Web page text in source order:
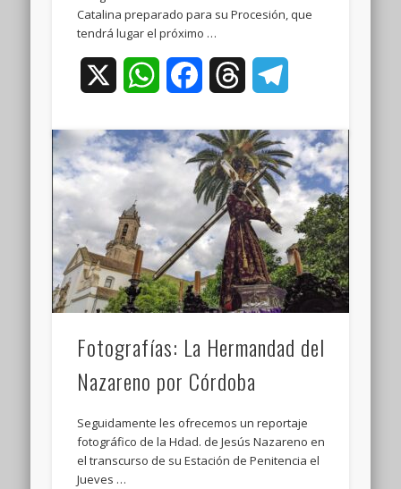
Catalina preparado para su Procesión, que
tendrá lugar el próximo …
WhatsAppFacebookThreads
Fotografías: La Hermandad del
Nazareno por Córdoba
Seguidamente les ofrecemos un reportaje
fotográfico de la Hdad. de Jesús Nazareno en
el transcurso de su Estación de Penitencia el
Jueves …